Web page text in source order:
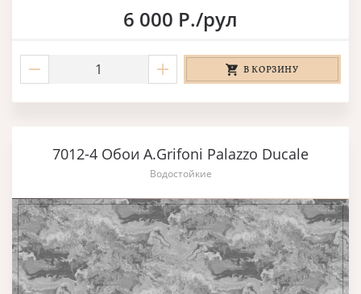
6 000 Р./рул
В КОРЗИНУ
7012-4 Обои A.Grifoni Palazzo Ducale
Водостойкие